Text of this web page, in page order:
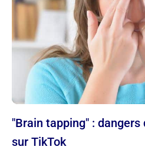
"Brain tapping" : dangers d'une méthode virale
sur TikTok